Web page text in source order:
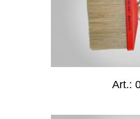
Art.: